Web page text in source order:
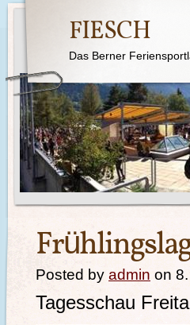
FIESCH
Das Berner
Posted by admin on
Tagesschau